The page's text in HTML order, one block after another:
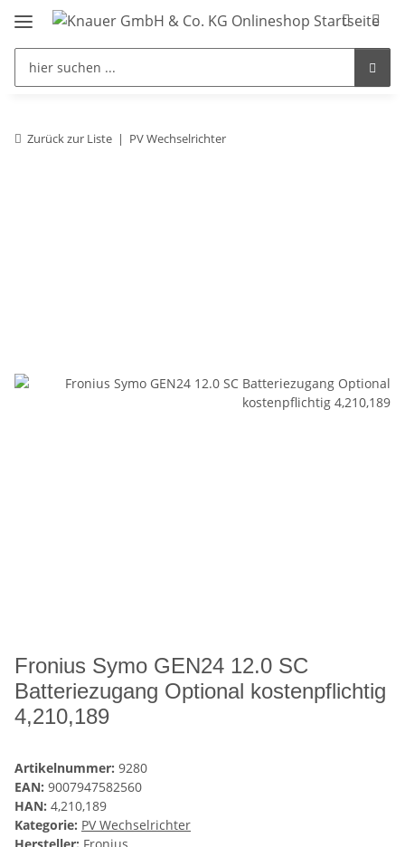
Zurück zur Liste PV Wechselrichter
Fronius Symo GEN24 12.0 SC
Batteriezugang Optional kostenpflichtig
4,210,189
Artikelnummer: 9280
EAN: 9007947582560
HAN: 4,210,189
Kategorie: PV Wechselrichter